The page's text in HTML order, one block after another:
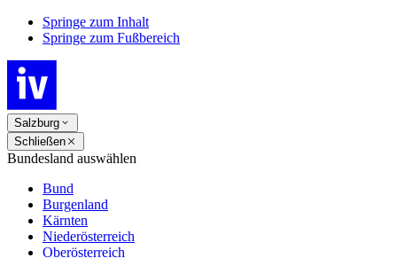
Springe zum Inhalt
Springe zum Fußbereich
Salzburg
Schließen
Bundesland auswählen
Bund
Burgenland
Kärnten
Niederösterreich
Oberösterreich